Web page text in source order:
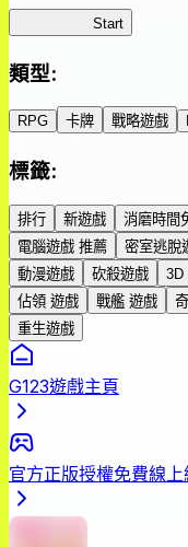
Start
類型:
RPG 卡牌 戰略遊戲
標籤:
排行 新遊戲 消磨時間
電腦遊戲 推薦
密室逃脫
動漫遊戲
砍殺遊戲 3D
佔領 遊戲
戰艦 遊戲
重生遊戲
G123遊戲主頁
官方正版授權免費線